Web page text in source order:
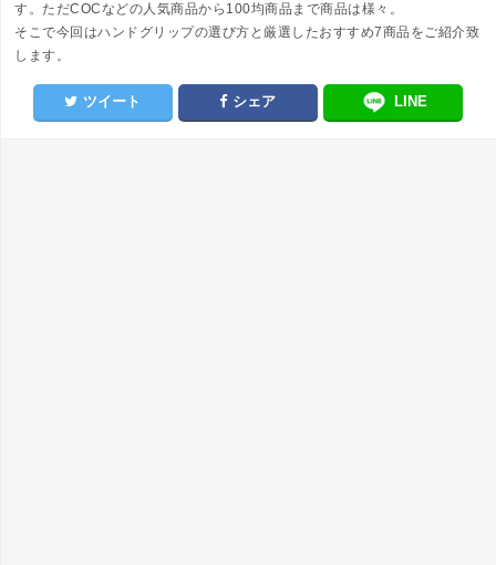
す。ただCOCなどの人気商品から100均商品まで商品は様々。
そこで今回はハンドグリップの選び方と厳選したおすすめ7商品をご紹介致
します。
ツイート シェア LINE